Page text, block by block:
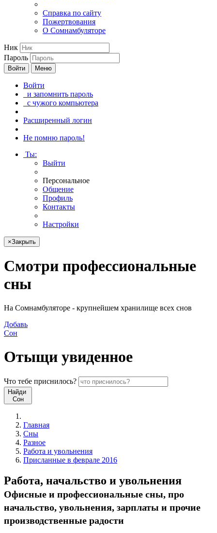
Справка по сайту
Пожертвования
О Сомнамбуляторе
Ник
Пароль
Войти Меню
Войти
и запомнить пароль
с чужого компьютера
Расширенный логин
Не помню пароль!
Ты:
Выйти
Персональное
Общение
Профиль
Контакты
Настройки
×Закрыть
Смотри профессиональные
сны
На Сомнамбуляторе - крупнейшем хранилище всех снов
Добавь
Сон
Отыщи увиденное
Что тебе приснилось?
Найди
Сон
Главная
Сны
Разное
Работа и увольнения
Присланные в феврале 2016
Работа, начальство и увольнения
Офисные и профессиональные сны, про
начальство, увольнения, зарплаты и прочие
производственные радости